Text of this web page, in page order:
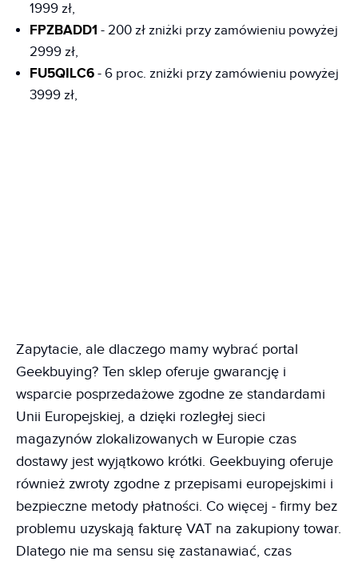
1999 zł,
FPZBADD1 - 200 zł zniżki przy zamówieniu powyżej
2999 zł,
FU5QILC6 - 6 proc. zniżki przy zamówieniu powyżej
3999 zł,
Zapytacie, ale dlaczego mamy wybrać portal
Geekbuying? Ten sklep oferuje gwarancję i
wsparcie posprzedażowe zgodne ze standardami
Unii Europejskiej, a dzięki rozległej sieci
magazynów zlokalizowanych w Europie czas
dostawy jest wyjątkowo krótki. Geekbuying oferuje
również zwroty zgodne z przepisami europejskimi i
bezpieczne metody płatności. Co więcej - firmy bez
problemu uzyskają fakturę VAT na zakupiony towar.
Dlatego nie ma sensu się zastanawiać, czas